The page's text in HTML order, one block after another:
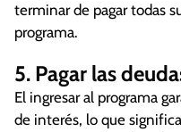
terminar de pagar todas
programa.
5. Pagar las
El ingresar al programa
de interés, lo que